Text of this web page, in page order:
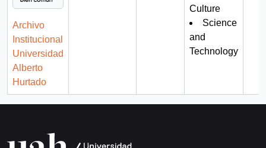
Archivo
Institucional
Universidad
Alberto
Hurtado
Culture
Science
and
Technology